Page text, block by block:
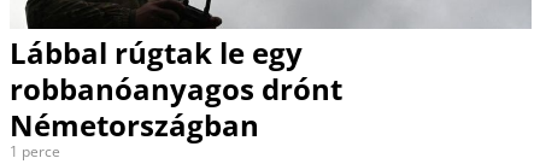
Lábbal rúgtak le egy
robbanóanyagos drónt
Németországban
1 perce